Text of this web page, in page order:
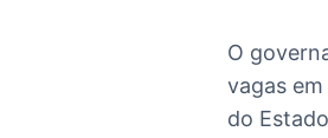
O
vagas
do